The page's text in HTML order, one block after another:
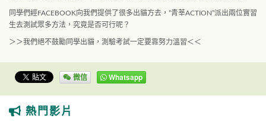
同學們經FACEBOOK向我們提供了很多出貓方去，”青莘ACTION”派出兩位實­習
生去測試眾多方法，究竟是否可行呢？
＞＞我們絕不鼓勵同學出貓，測驗考試一定要靠努力溫習＜＜
微信 Whatsapp
熱門影片